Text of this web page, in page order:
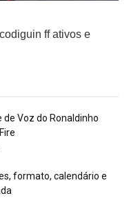
ff ativos e
Voz do Ronaldinho
formato, calendário e